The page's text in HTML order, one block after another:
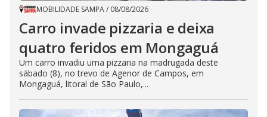
MOBILIDADE SAMPA/ 08/08/2026
Carro invade pizzaria e deixa
quatro feridos em Mongaguá
Um carro invadiu uma pizzaria na madrugada deste
sábado (8), no trevo de Agenor de Campos, em
Mongaguá, litoral de São Paulo,...